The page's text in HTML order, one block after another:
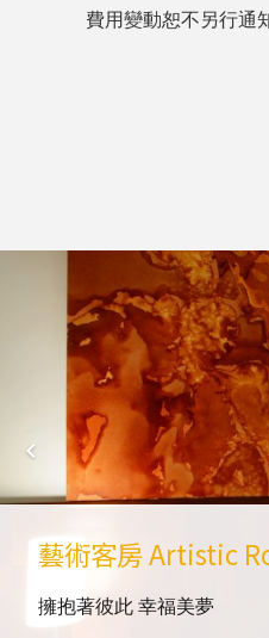
費用變動恕不另行通
藝術客房Artistic
擁抱著彼此 幸福美夢